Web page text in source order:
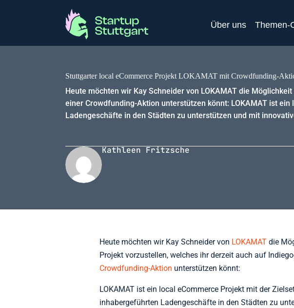
Über uns Themen-
Stuttgarter local eCommerce Projekt LOKAMAT mit Crowdfunding-
Heute möchten wir Kay Schneider von LOKAMAT die
einer Crowdfunding-Aktion unterstützen könnt: LOKAMAT ist
Ladengeschäfte in den Städten zu unterstützen und mit
Kathleen Fritzsche
Heute möchten wir Kay Schneider von LOKAMAT die
Projekt vorzustellen, welches ihr derzeit auch auf
Crowdfunding-Aktion unterstützen könnt:
LOKAMAT ist ein local eCommerce Projekt mit der
inhabergeführten Ladengeschäfte in den Städten zu